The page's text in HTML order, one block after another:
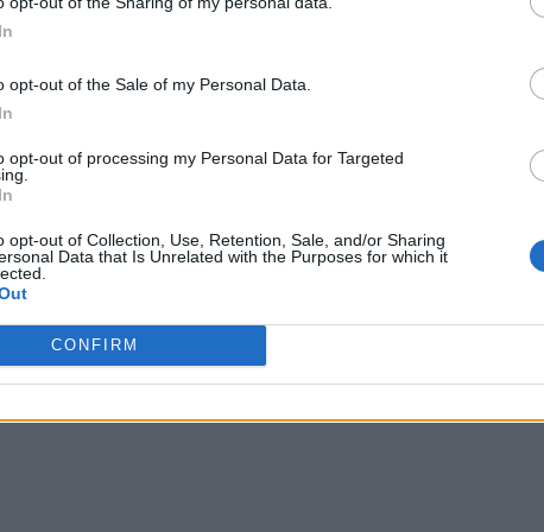
opt-out of the Sale of my Personal Data.
opt-out of processing my Personal Data for Targeted
opt-out of Collection, Use, Retention, Sale, and/or Sharing
Data that Is Unrelated with the Purposes for which it
CONFIRM
είναι δικαίωμα για όλους και όχι προνόμιο για λίγους».